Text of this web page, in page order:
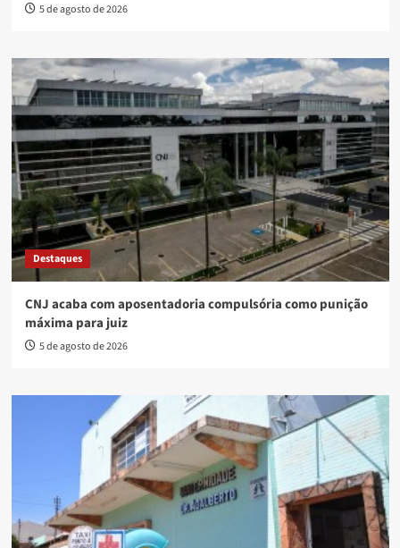
5 de agosto de 2026
Destaques
CNJ acaba com aposentadoria compulsória como punição
máxima para juiz
5 de agosto de 2026